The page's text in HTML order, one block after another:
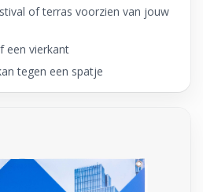
of terras voorzien van jouw
een vierkant
tegen een spatje